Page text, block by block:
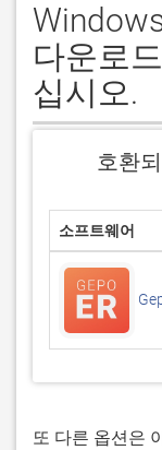
다운로
십시오.
호환
소프트웨어
또 다른 옵션은